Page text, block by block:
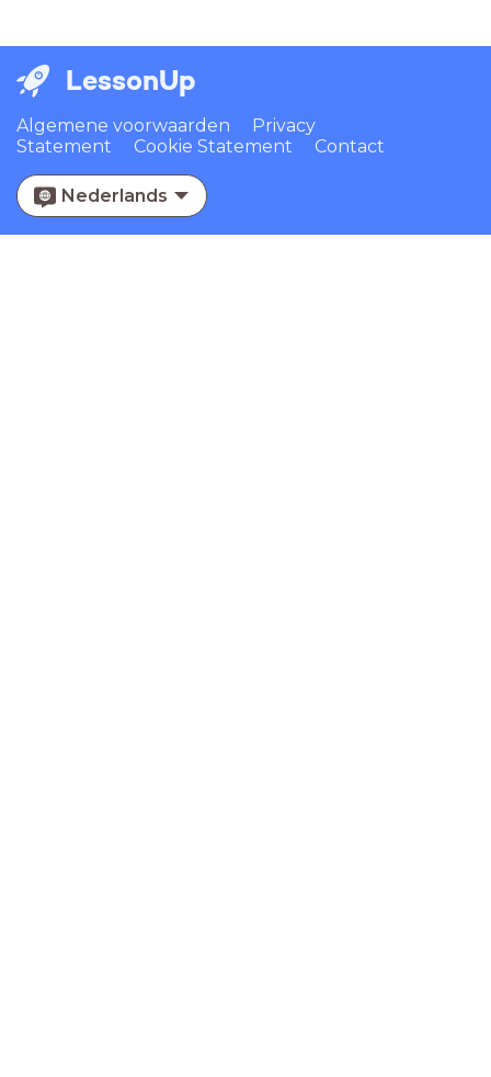
LessonUp
Algemene voorwaarden
Privacy
Statement
Cookie Statement Contact
Nederlands